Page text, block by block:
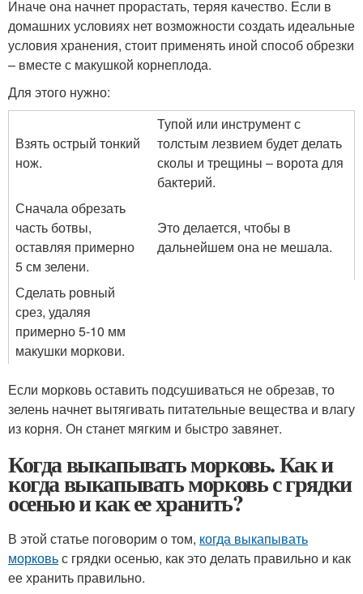
Иначе она начнет прорастать, теряя качество. Если в
домашних условиях нет возможности создать идеальные
условия хранения, стоит применять иной способ обрезки
– вместе с макушкой корнеплода.
Для этого нужно:
Взять острый тонкий
нож.
Тупой или инструмент с
толстым лезвием будет делать
сколы и трещины – ворота для
бактерий.
Сначала обрезать
часть ботвы,
оставляя примерно
5 см зелени.
Это делается, чтобы в
дальнейшем она не мешала.
Сделать ровный
срез, удаляя
примерно 5-10 мм
макушки моркови.
Если морковь оставить подсушиваться не обрезав, то
зелень начнет вытягивать питательные вещества и влагу
из корня. Он станет мягким и быстро завянет.
Когда выкапывать морковь. Как и
когда выкапывать морковь с грядки
осенью и как ее хранить?
В этой статье поговорим о том, когда выкапывать
морковьс грядки осенью, как это делать правильно и как
ее хранить правильно.